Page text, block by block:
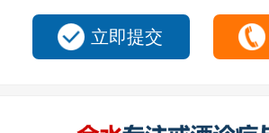
立即提交